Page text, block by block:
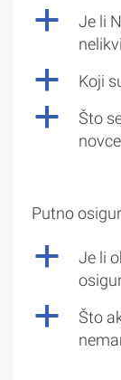
a
Je li
a Koji
a
Što
Putno
a
Je li
a
Što